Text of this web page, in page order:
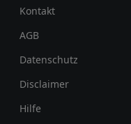
Kontakt
AGB
Datenschutz
Disclaimer
Hilfe